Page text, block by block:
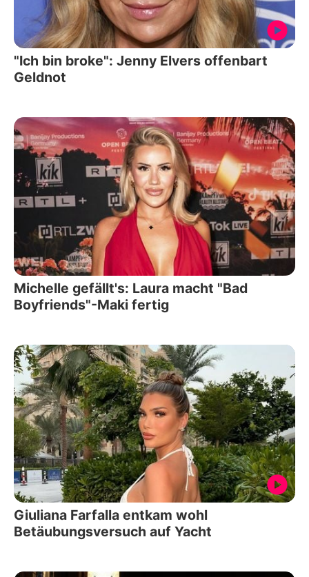
"Ich bin broke": Jenny Elvers offenbart
Geldnot
Michelle gefällt's: Laura macht "Bad
Boyfriends"-Maki fertig
Giuliana Farfalla entkam wohl
Betäubungsversuch auf Yacht